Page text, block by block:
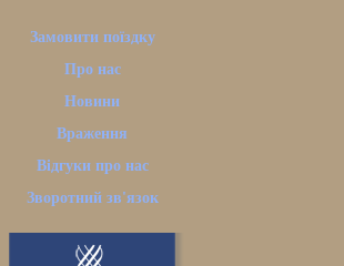
Замовити поїздку
Про нас
Новини
Враження
Відгуки про нас
Зворотний зв'язок